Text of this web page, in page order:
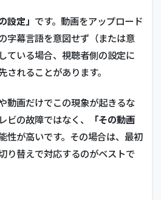
設定」 です。動画をアップロード
字幕言語を意図せず（または意
ている場合、視聴者側の設定に
れることがあります。
動画だけでこの現象が起きるな
ビの故障ではなく、
「その動画
性が高いです。その場合は、最初
り替えで対応するのがベストで